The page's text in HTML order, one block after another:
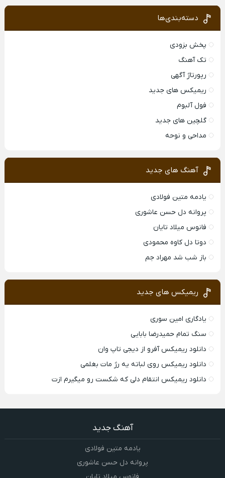
دسته‌بندی‌ها
پخش بزودی
تک آهنگ
رپورتاژ آگهی
ریمیکس های جدید
فول آلبوم
گلچین های جدید
مداحی و نوحه
آهنگ های جدید
یادمه متین فولادی
پروانه دل حسن عاشوری
فانوس میلاد تایان
دوتا دل کاوه محمودی
باز شب شد مهراد جم
ریمیکس های جدید
یادگاری امین سوری
سنگ تمام حمیدرضا بابایی
دانلود ریمیکس آفرو از ديجی تاپ وان
دانلود ریمیکس روی لباته یه رژ مات بغلمی
دانلود ریمیکس انتقام دلی که شکست رو میگیرم ازت
آهنگ جدید
یادمه متین فولادی
پروانه دل حسن عاشوری